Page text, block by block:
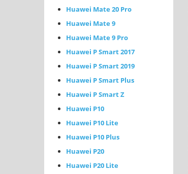
Huawei Mate 20 Pro
Huawei Mate 9
Huawei Mate 9 Pro
Huawei P Smart 2017
Huawei P Smart 2019
Huawei P Smart Plus
Huawei P Smart Z
Huawei P10
Huawei P10 Lite
Huawei P10 Plus
Huawei P20
Huawei P20 Lite